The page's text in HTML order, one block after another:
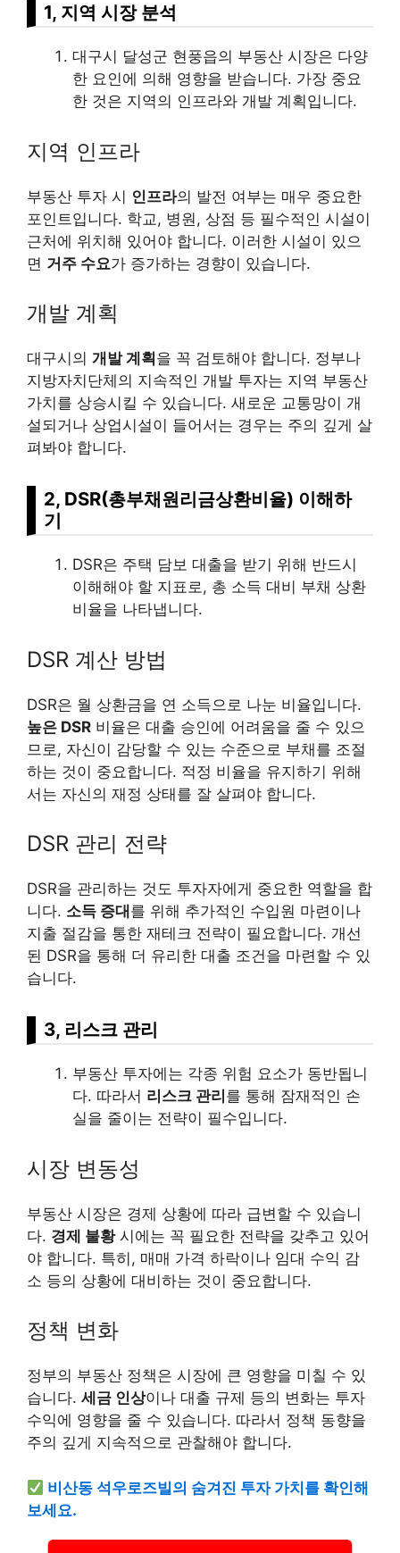
1, 지역 시장 분석
대구시 달성군 현풍읍의 부동산 시장은 다양
한 요인에 의해 영향을 받습니다. 가장 중요
한 것은 지역의 인프라와 개발 계획입니다.
지역 인프라
부동산 투자 시 인프라의 발전 여부는 매우 중요한
포인트입니다. 학교, 병원, 상점 등 필수적인 시설이
근처에 위치해 있어야 합니다. 이러한 시설이 있으
면 거주 수요가 증가하는 경향이 있습니다.
개발 계획
대구시의 개발 계획 을 꼭 검토해야 합니다. 정부나
지방자치단체의 지속적인 개발 투자는 지역 부동산
가치를 상승시킬 수 있습니다. 새로운 교통망이 개
설되거나 상업시설이 들어서는 경우는 주의 깊게 살
펴봐야 합니다.
2, DSR(총부채원리금상환비율) 이해하
기
DSR은 주택 담보 대출을 받기 위해 반드시
이해해야 할 지표로, 총 소득 대비 부채 상환
비율을 나타냅니다.
DSR 계산 방법
DSR은 월 상환금을 연 소득으로 나눈 비율입니다.
높은 DSR 비율은 대출 승인에 어려움을 줄 수 있으
므로, 자신이 감당할 수 있는 수준으로 부채를 조절
하는 것이 중요합니다. 적정 비율을 유지하기 위해
서는 자신의 재정 상태를 잘 살펴야 합니다.
DSR 관리 전략
DSR을 관리하는 것도 투자자에게 중요한 역할을 합
니다. 소득 증대 를 위해 추가적인 수입원 마련이나
지출 절감을 통한 재테크 전략이 필요합니다. 개선
된 DSR을 통해 더 유리한 대출 조건을 마련할 수 있
습니다.
3, 리스크 관리
부동산 투자에는 각종 위험 요소가 동반됩니
다. 따라서 리스크 관리 를 통해 잠재적인 손
실을 줄이는 전략이 필수입니다.
시장 변동성
부동산 시장은 경제 상황에 따라 급변할 수 있습니
다. 경제 불황시에는 꼭 필요한 전략을 갖추고 있어
야 합니다. 특히, 매매 가격 하락이나 임대 수익 감
소 등의 상황에 대비하는 것이 중요합니다.
정책 변화
정부의 부동산 정책은 시장에 큰 영향을 미칠 수 있
습니다. 세금 인상이나 대출 규제 등의 변화는 투자
수익에 영향을 줄 수 있습니다. 따라서 정책 동향을
주의 깊게 지속적으로 관찰해야 합니다.
비산동 석우로즈빌의 숨겨진 투자 가치를 확인해
보세요.